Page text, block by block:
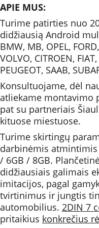
APIE MUS:
Turime patirties nuo
didžiausią Android
BMW, MB, OPEL,
VOLVO, CITROEN,
PEUGEOT, SAAB,
Konsultuojame, dėl
atliekame montavimo
pat su partneriais
kituose miestuose.
Turime skirtingų
darbinėmis atmintimis
/ 6GB / 8GB.
didžiausiais galimais
imitacijos, pagal
tvirtinimus ir jungtis
automobilius. 2DIN 7
pritaikius konkrečius